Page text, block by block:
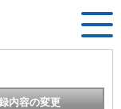
内容の変更